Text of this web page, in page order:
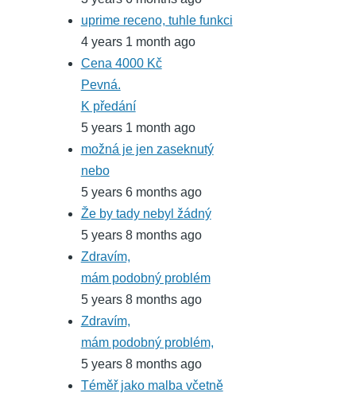
uprime receno, tuhle funkci
4 years 1 month ago
Cena 4000 Kč
Pevná.
K předání
5 years 1 month ago
možná je jen zaseknutý
nebo
5 years 6 months ago
Že by tady nebyl žádný
5 years 8 months ago
Zdravím,
mám podobný problém
5 years 8 months ago
Zdravím,
mám podobný problém,
5 years 8 months ago
Téměř jako malba včetně